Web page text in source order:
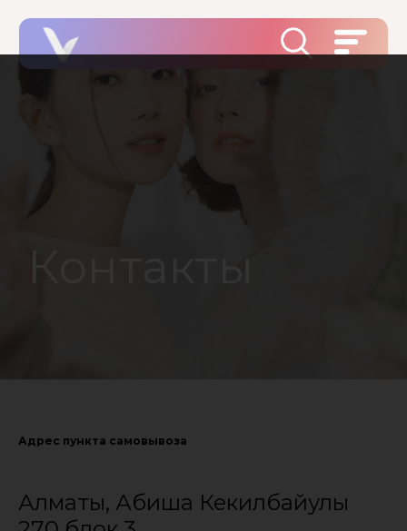
Контакты
Адрес пункта самовывоза
Алматы, Абиша Кекилбайулы